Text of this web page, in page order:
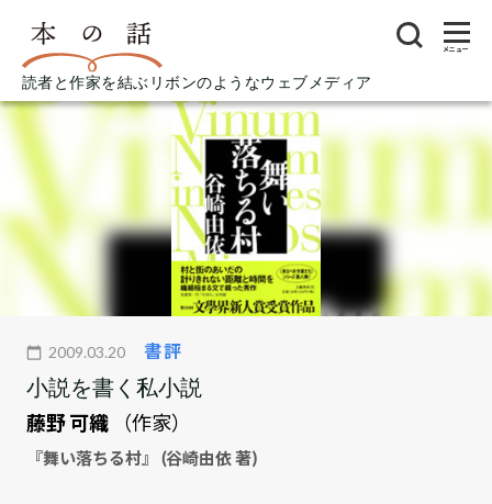
読者と作家を結ぶリボンのようなウェブメディア
メニュー
2009.03.20 書評
小説を書く私小説
藤野 可織
（作家）
『舞い落ちる村』 (谷崎由依 著)